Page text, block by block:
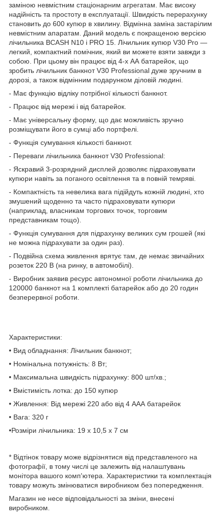
заміною невмістним стаціонарним агрегатам. Має високу
надійність та простоту в експлуатації. Швидкість перерахунку
становить до 600 купюр в хвилину. Відмінна заміна застарілим
невмістним апаратам. Даний модель є покращеною версією
лічильника BCASH N10 і PRO 15. Лічильник купюр V30 Pro ―
легкий, компактний помічник, який ви можете взяти завжди з
собою. При цьому він працює від 4-х АА батарейок, що
зробить лічильник банкнот V30 Professional дуже зручним в
дорозі, а також відмінним подарунком діловій людині.
- Має функцію відліку потрібної кількості банкнот.
- Працює від мережі і від батарейок.
- Має універсальну форму, що дає можливість зручно
розміщувати його в сумці або портфелі.
- Функція сумування кількості банкнот.
- Переваги лічильника банкнот V30 Professional:
- Яскравий 3-розрядний дисплей дозволяє підраховувати
купюри навіть за поганого освітлення та в повній темряві.
- Компактність та невелика вага підійдуть кожній людині, хто
змушений щоденно та часто підраховувати купюри
(наприклад, власникам торгових точок, торговим
представникам тощо).
- Функція сумування для підрахунку великих сум грошей (які
не можна підрахувати за один раз).
- Подвійна схема живлення врятує там, де немає звичайних
розеток 220 В (на ринку, в автомобілі).
- Виробник заявив ресурс автономної роботи лічильника до
120000 банкнот на 1 комплекті батарейок або до 20 годин
безперервної роботи.
Характеристики:
• Вид обладнання: Лічильник банкнот;
• Номінальна потужність: 8 Вт;
• Максимальна швидкість підрахунку: 800 шт/хв.;
• Вмістимість лотка: до 150 купюр
• Живлення: Від мережі 220 або від 4 ААА батарейок
• Вага: 320 г
•Розміри лічильника: 19 х 10,5 х 7 см
* Відтінок товару може відрізнятися від представленого на
фотографії, в тому числі це залежить від налаштувань
монітора вашого комп'ютера. Характеристики та комплектація
товару можуть змінюватися виробником без попередження.
Магазин не несе відповідальності за зміни, внесені
виробником.